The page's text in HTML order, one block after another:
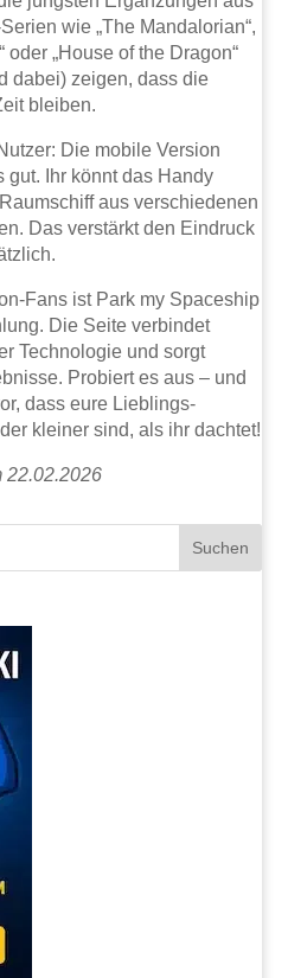
wie „The Mandalorian“,
oder „House of the Dragon“
dabei) zeigen, dass die
bleiben.
Die mobile Version
gut. Ihr könnt das Handy
aus verschiedenen
Das verstärkt den Eindruck
Fans ist Park my Spaceship
Die Seite verbindet
Technologie und sorgt
Probiert es aus – und
dass eure Lieblings-
kleiner sind, als ihr dachtet!
22.02.2026